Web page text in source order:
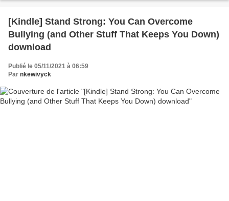
[Kindle] Stand Strong: You Can Overcome
Bullying (and Other Stuff That Keeps You Down)
download
Publié le 05/11/2021 à 06:59
Par nkewivyck